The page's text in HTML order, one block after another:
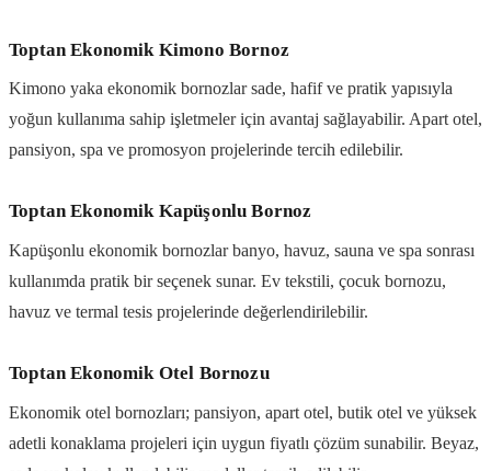
Toptan Ekonomik Kimono Bornoz
Kimono yaka ekonomik bornozlar sade, hafif ve pratik yapısıyla
yoğun kullanıma sahip işletmeler için avantaj sağlayabilir. Apart otel,
pansiyon, spa ve promosyon projelerinde tercih edilebilir.
Toptan Ekonomik Kapüşonlu Bornoz
Kapüşonlu ekonomik bornozlar banyo, havuz, sauna ve spa sonrası
kullanımda pratik bir seçenek sunar. Ev tekstili, çocuk bornozu,
havuz ve termal tesis projelerinde değerlendirilebilir.
Toptan Ekonomik Otel Bornozu
Ekonomik otel bornozları; pansiyon, apart otel, butik otel ve yüksek
adetli konaklama projeleri için uygun fiyatlı çözüm sunabilir. Beyaz,